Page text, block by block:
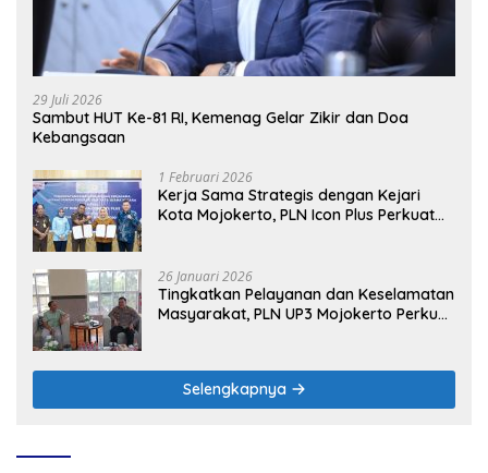
29 Juli 2026
Sambut HUT Ke-81 RI, Kemenag Gelar Zikir dan Doa
Kebangsaan
1 Februari 2026
Kerja Sama Strategis dengan Kejari
Kota Mojokerto, PLN Icon Plus Perkuat
26 Januari 2026
Tingkatkan Pelayanan dan Keselamatan
Masyarakat, PLN UP3 Mojokerto Perkuat
Selengkapnya